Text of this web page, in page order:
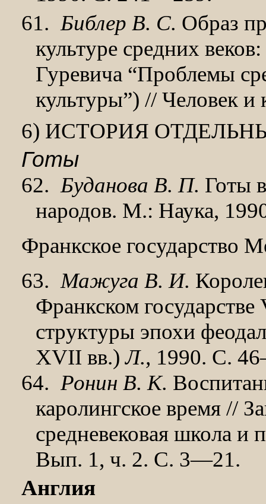
61. Библер В. С. Образ
культуре средних
Гуревича “Проб­лемы
культуры”) // Человек
6) ИСТОРИЯ
Готы
62. Буданова В. П. Готы
народов. М.: Нау­ка,
Франкское государство
63. Мажуга В. И.
Франкском
структуры эпохи
XVII вв.)Л., 1990. С.
64. Ронин В. К.
каролингское время //
средневековая школа и
Вып. 1, ч. 2. С. 3—21.
Англия